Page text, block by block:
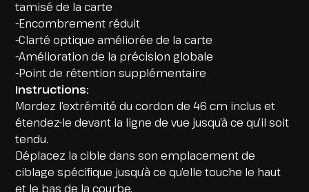
tamisé de la carte
-Encombrement réduit
-Clarté optique améliorée de la carte
-Amélioration de la précision globale
-Point de rétention supplémentaire
Instructions:
Mordez l’extrémité du cordon de 46 cm inclus et
étendez-le devant la ligne de vue jusqu’à ce qu’il soit
tendu.
Déplacez la cible dans son emplacement de
ciblage spécifique jusqu’à ce qu’elle touche le haut
et le bas de la courbe.